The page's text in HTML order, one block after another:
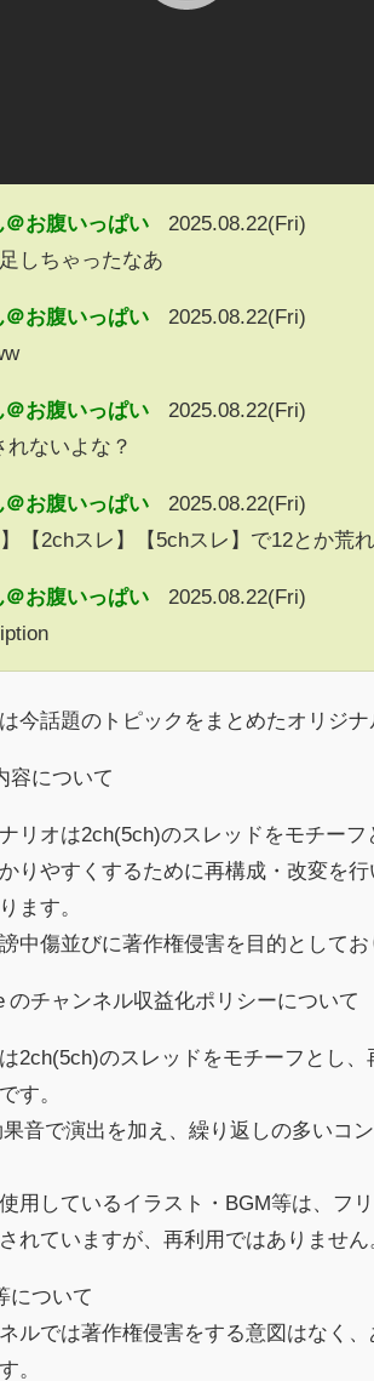
お腹いっぱい
2025.08.22(Fri)
しちゃったなあ
お腹いっぱい
2025.08.22(Fri)
お腹いっぱい
2025.08.22(Fri)
れないよな？
お腹いっぱい
2025.08.22(Fri)
】【2chスレ】【5chスレ】で12とか荒
お腹いっぱい
2025.08.22(Fri)
今話題のトピックをまとめたオリジナ
容について
リオは2ch(5ch)のスレッドをモチーフ
りやすくするために再構成・改変を
ます。
中傷並びに著作権侵害を目的としてお
のチャンネル収益化ポリシーについて
2ch(5ch)のスレッドをモチーフとし
す。
果音で演出を加え、繰り返しの多いコ
用しているイラスト・BGM等は、フ
れていますが、再利用ではありません
について
ルでは著作権侵害をする意図はなく
。